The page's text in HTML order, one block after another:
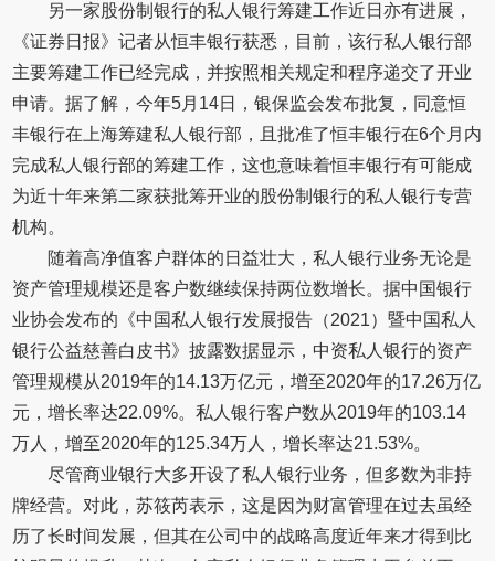
另一家股份制银行的私人银行筹建工作近日亦有进展，
《证券日报》记者从恒丰银行获悉，目前，该行私人银行部
主要筹建工作已经完成，并按照相关规定和程序递交了开业
申请。据了解，今年5月14日，银保监会发布批复，同意恒
丰银行在上海筹建私人银行部，且批准了恒丰银行在6个月内
完成私人银行部的筹建工作，这也意味着恒丰银行有可能成
为近十年来第二家获批筹开业的股份制银行的私人银行专营
机构。
随着高净值客户群体的日益壮大，私人银行业务无论是
资产管理规模还是客户数继续保持两位数增长。据中国银行
业协会发布的《中国私人银行发展报告（2021）暨中国私人
银行公益慈善白皮书》披露数据显示，中资私人银行的资产
管理规模从2019年的14.13万亿元，增至2020年的17.26万亿
元，增长率达22.09%。私人银行客户数从2019年的103.14
万人，增至2020年的125.34万人，增长率达21.53%。
尽管商业银行大多开设了私人银行业务，但多数为非持
牌经营。对此，苏筱芮表示，这是因为财富管理在过去虽经
历了长时间发展，但其在公司中的战略高度近年来才得到比